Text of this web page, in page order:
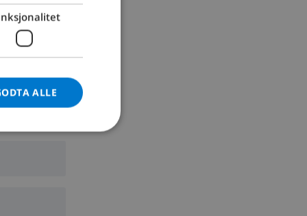
GERMAN
CATALAN
ITALIAN
NORWEGIAN
ALLE